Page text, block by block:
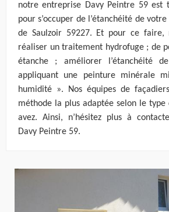
notre entreprise Davy Peintre 59
pour s’occuper de l’étanchéité de
de Saulzoir 59227. Et pour ce faire,
réaliser un traitement hydrofuge ; de
étanche ; améliorer l’étanchéité
appliquant une peinture minérale
humidité ». Nos équipes de
méthode la plus adaptée selon le type
avez. Ainsi, n’hésitez plus à
Davy Peintre 59.